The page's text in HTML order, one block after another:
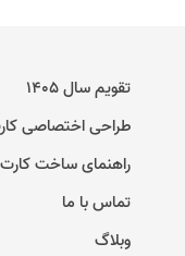
تقویم سال ۱۴۰۵
طراحی اختصاصی
راهنمای ساخت
تماس با ما
وبلاگ